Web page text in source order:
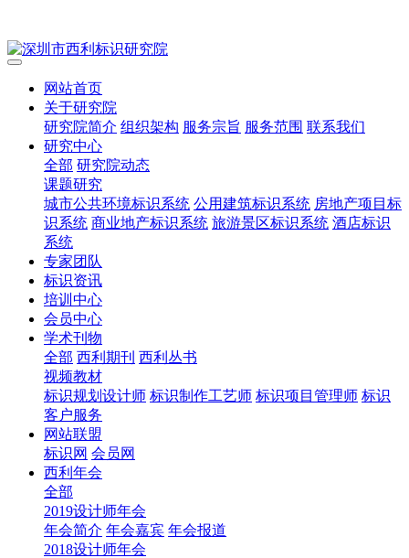
网站首页
关于研究院
研究院简介 组织架构 服务宗旨 服务范围 联系我们
研究中心
全部 研究院动态
课题研究
城市公共环境标识系统 公用建筑标识系统 房地产项目标
识系统 商业地产标识系统 旅游景区标识系统 酒店标识
系统
专家团队
标识资讯
培训中心
会员中心
学术刊物
全部 西利期刊 西利丛书
视频教材
标识规划设计师 标识制作工艺师 标识项目管理师 标识
客户服务
网站联盟
标识网 会员网
西利年会
全部
2019设计师年会
年会简介 年会嘉宾 年会报道
2018设计师年会